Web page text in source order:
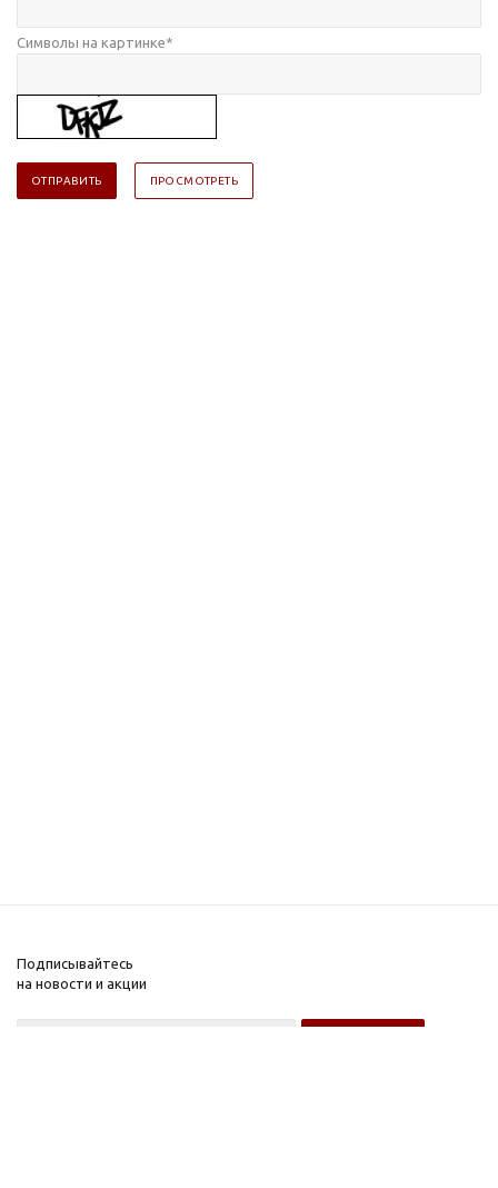
Символы на картинке*
Подписывайтесь
на новости и акции